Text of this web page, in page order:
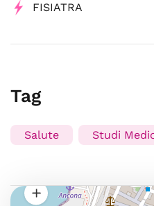
FISIATRA
Tag
Salute Studi